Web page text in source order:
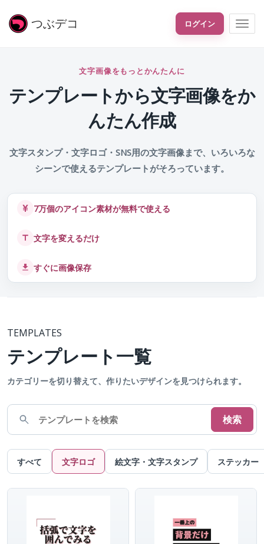
つぶデコ ログイン
文字画像をもっとかんたんに
テンプレートから文字画像をか
んたん作成
文字スタンプ・文字ロゴ・SNS用の文字画像まで、いろいろな
シーンで使えるテンプレートがそろっています。
7万個のアイコン素材が無料で使える
文字を変えるだけ
すぐに画像保存
TEMPLATES
テンプレート一覧
カテゴリーを切り替えて、作りたいデザインを見つけられます。
検索
すべて 文字ロゴ 絵文字・文字スタンプ ステッカー